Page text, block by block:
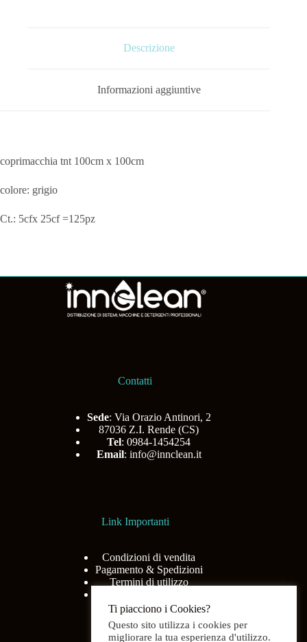
Descrizione
Informazioni aggiuntive
coprimacchia tnt 100cm x 100cm
colore: grigio
Ct.: 5cfx 25cf =125pz
Contatti
Sede: Via Orazio Antinori, 2
87036 Z.I. Rende (CS)
Tel: 0984-1454254
Email: info@innclean.it
Link Importanti
Condizioni di vendita
Pagamento & Spedizioni
Termini di utilizzo
Ti piacciono i Cookies?
Questo sito utilizza i cookies per
migliorare la tua esperienza d'utilizzo.